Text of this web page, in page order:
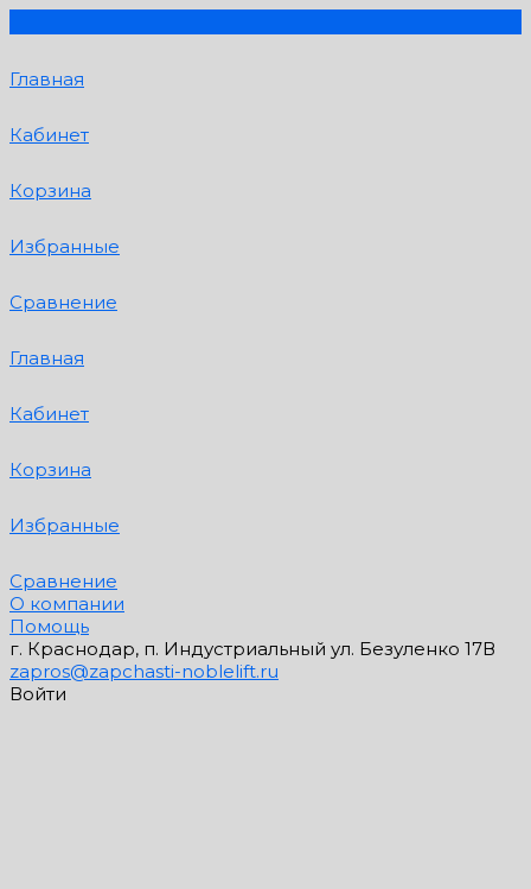
Главная
Кабинет
Корзина
Избранные
Сравнение
Главная
Кабинет
Корзина
Избранные
Сравнение
О компании
Помощь
г. Краснодар, п. Индустриальный ул. Безуленко 17В
zapros@zapchasti-noblelift.ru
Войти